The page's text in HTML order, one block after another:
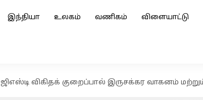
இந்தியா உலகம் வணிகம் விளையாட்டு
ஜிஎஸ்டி விகிதக் குறைப்பால் இருசக்கர வாகனம்